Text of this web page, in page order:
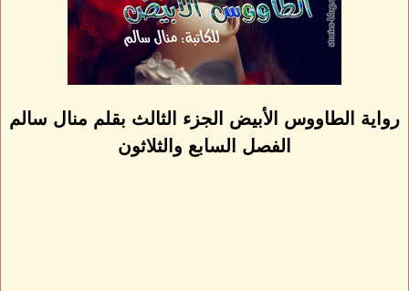
رواية الطاووس الأبيض الجزء الثالث بقلم منال سالم
الفصل السابع والثلاثون